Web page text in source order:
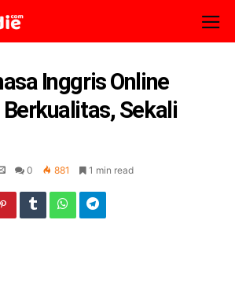
Inggris Online
Sekali
0 881 1 min read